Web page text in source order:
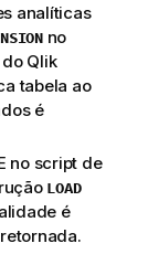
analíticas
no
Qlik
tabela ao
é
no script de
LOAD
é